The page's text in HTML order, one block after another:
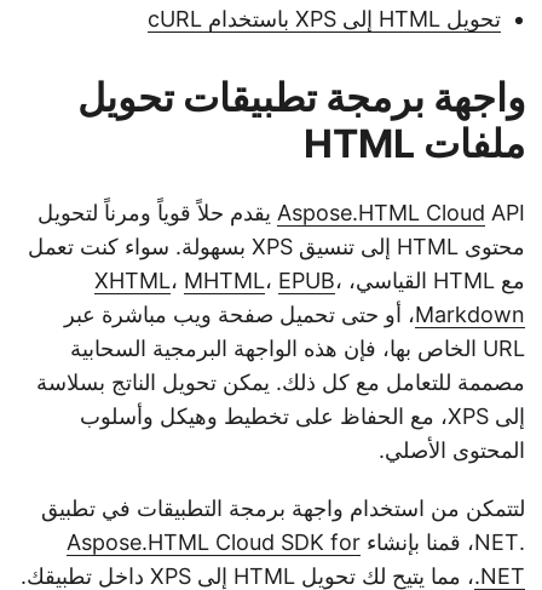
تحويل HTML إلى XPS باستخدام cURL
واجهة برمجة تطبيقات تحويل
ملفات HTML
Aspose.HTML CloudAPI يقدم حلاً قوياً ومرناً لتحويل
محتوى HTML إلى تنسيق XPS بسهولة. سواء كنت تعمل
مع HTML القياسي،
XHTML ،MHTML ،EPUB ،
Markdown، أو حتى تحميل صفحة ويب مباشرة عبر
URL الخاص بها، فإن هذه الواجهة البرمجية السحابية
مصممة للتعامل مع كل ذلك. يمكن تحويل الناتج بسلاسة
إلى XPS، مع الحفاظ على تخطيط وهيكل وأسلوب
المحتوى الأصلي.
لتتمكن من استخدام واجهة برمجة التطبيقات في تطبيق
Aspose.HTML Cloud SDK for
.NET، مما يتيح لك تحويل HTML إلى XPS داخل تطبيقك.